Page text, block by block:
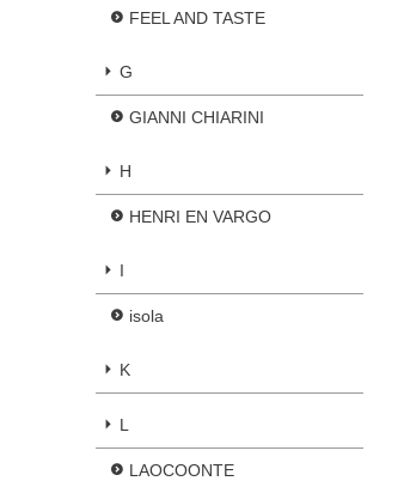
FEEL AND TASTE
G
GIANNI CHIARINI
H
HENRI EN VARGO
I
isola
K
L
LAOCOONTE